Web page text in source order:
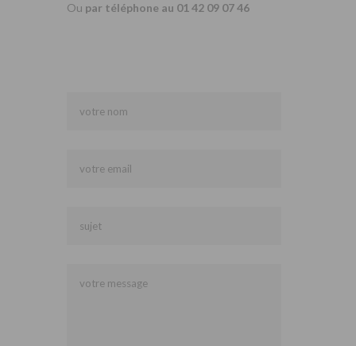
Ou par téléphone au 01 42 09 07 46